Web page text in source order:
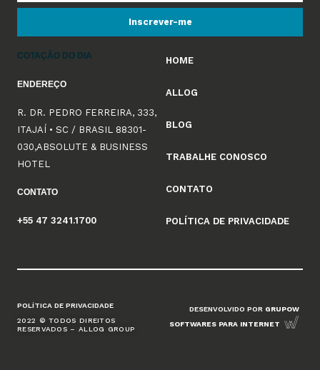
Inscrever-me
COTAÇÃO DO DIA
ENDEREÇO
R. DR. PEDRO FERREIRA, 333,
ITAJAÍ • SC / BRASIL 88301-
030,ABSOLUTE & BUSINESS
HOTEL
CONTATO
+55 47 3241.1700
HOME
ALLOG
BLOG
TRABALHE CONOSCO
CONTATO
POLÍTICA DE PRIVACIDADE
POLÍTICA DE PRIVACIDADE
2022 © TODOS DIREITOS
RESERVADOS – ALLOG GROUP
DESENVOLVIDO POR GRUPOW
SOFTWARES PARA INTERNET